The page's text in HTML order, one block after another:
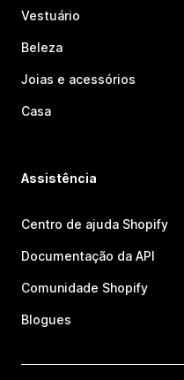
Vestuário
Beleza
Joias e acessórios
Casa
Assistência
Centro de ajuda Shopify
Documentação da API
Comunidade Shopify
Blogues